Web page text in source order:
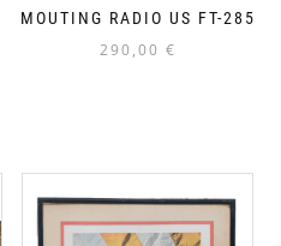
MOUTING RADIO US FT-285
290,00 €